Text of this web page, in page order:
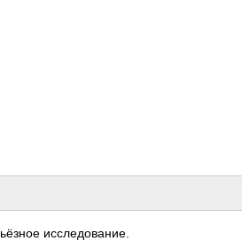
иссл­едов­ание.